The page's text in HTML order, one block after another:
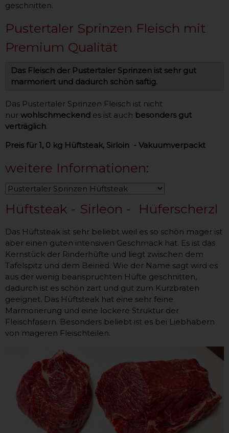
geschnitten.
Pustertaler Sprinzen Fleisch mit
Premium Qualität
Das Fleisch der Pustertaler Sprinzen ist sehr gut
marmoriert und dadurch schön saftig.
Das Pustertaler Sprinzen Fleisch ist nicht
nur wohlschmeckend es ist auch besonders gut
verträglich.
Preis für 1, 0 kg Hüftsteak, Sirloin - Vakuumverpackt
weitere Informationen:
Hüftsteak - Sirleon - Hüferscherzl
Das Hüftsteak ist sehr beliebt weil es so schön mager ist
aber einen guten intensiven Geschmack hat. Es ist das
Kernstück der Rinderhüfte und liegt zwischen dem
Tafelspitz und dem Beiried. Wie der Name sagt wird es
aus der wenig beanspruchten Hüfte geschnitten,
dadurch ist es schön zart und gut zum Kurzbraten
geeignet. Das Hüftsteak hat eine sehr feine
Marmorierung und eine lockere Struktur der
Fleischfasern. Besonders beliebt ist es bei Liebhabern
von mageren Fleischteilen.